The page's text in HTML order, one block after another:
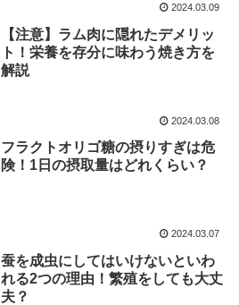
2024.03.09
【注意】ラム肉に隠れたデメリッ
ト！栄養を存分に味わう焼き方を
解説
2024.03.08
フラクトオリゴ糖の摂りすぎは危
険！1日の摂取量はどれくらい？
2024.03.07
蚕を成虫にしてはいけないといわ
れる2つの理由！繁殖をしても大丈
夫？